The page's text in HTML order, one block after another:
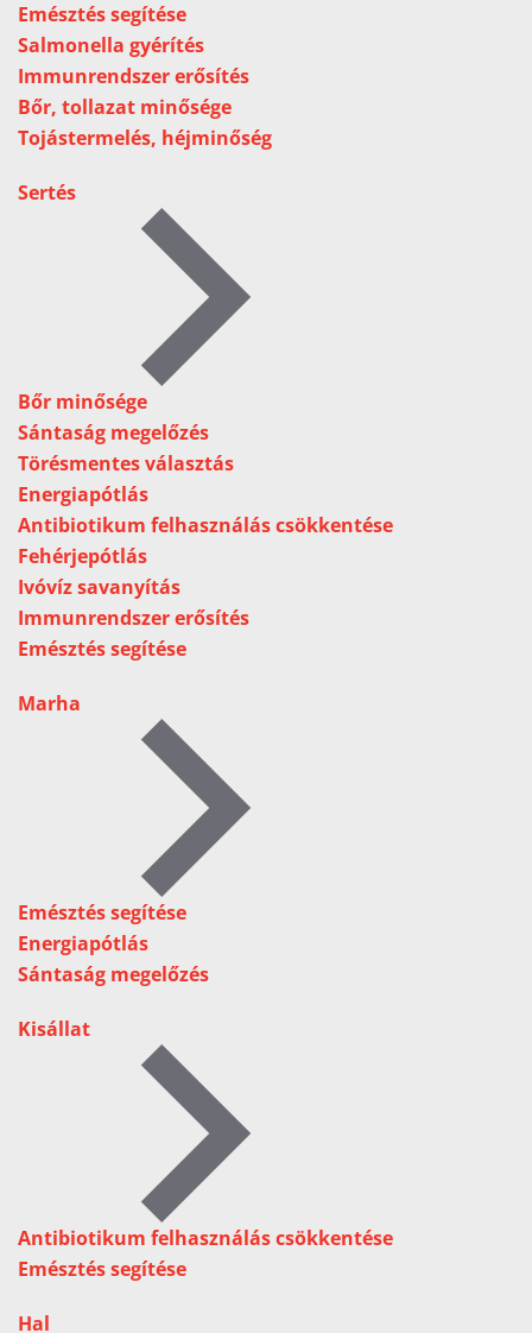
Emésztés segítése
Salmonella gyérítés
Immunrendszer erősítés
Bőr, tollazat minősége
Tojástermelés, héjminőség
Sertés
Bőr minősége
Sántaság megelőzés
Törésmentes választás
Energiapótlás
Antibiotikum felhasználás csökkentése
Fehérjepótlás
Ivóvíz savanyítás
Immunrendszer erősítés
Emésztés segítése
Marha
Emésztés segítése
Energiapótlás
Sántaság megelőzés
Kisállat
Antibiotikum felhasználás csökkentése
Emésztés segítése
Hal